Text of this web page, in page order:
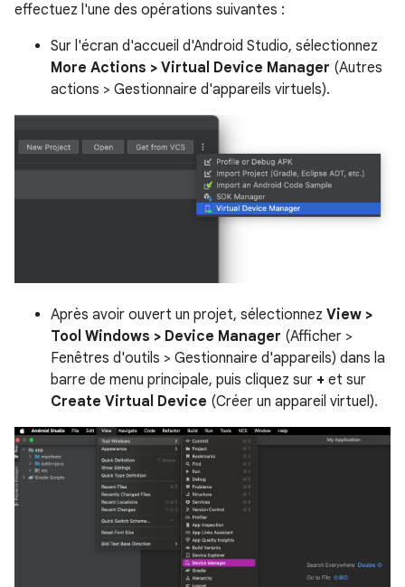
effectuez l'une des opérations suivantes :
Sur l'écran d'accueil d'Android Studio, sélectionnez
More Actions > Virtual Device Manager (Autres
actions > Gestionnaire d'appareils virtuels).
Après avoir ouvert un projet, sélectionnez View >
Tool Windows > Device Manager (Afficher >
Fenêtres d'outils > Gestionnaire d'appareils) dans la
barre de menu principale, puis cliquez sur + et sur
Create Virtual Device (Créer un appareil virtuel).